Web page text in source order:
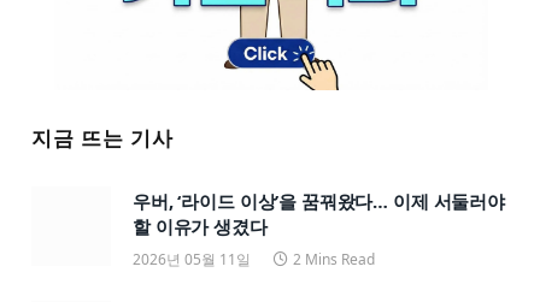
지금 뜨는 기사
우버, ‘라이드 이상’을 꿈꿔왔다… 이제 서둘러야
할 이유가 생겼다
2026년 05월 11일 2 Mins Read